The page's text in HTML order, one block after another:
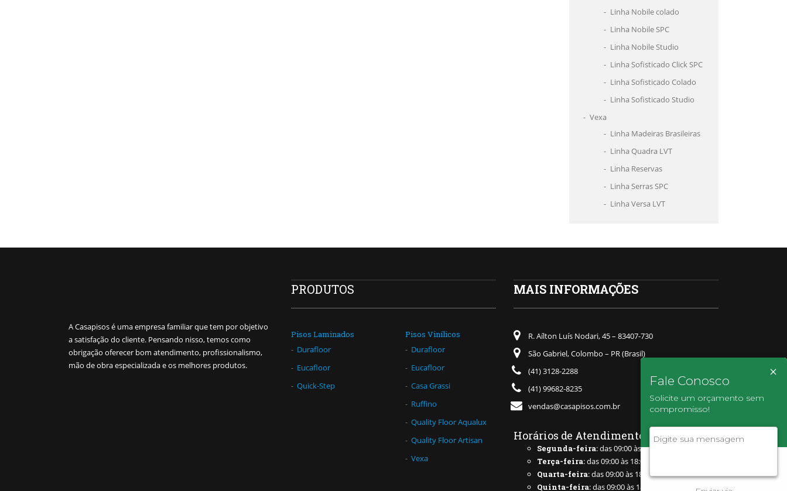
×
Fale Conosco
Solicite um orçamento sem
compromisso!
Linha Nobile colado
Linha Nobile SPC
Linha Nobile Studio
Linha Sofisticado Click SPC
Linha Sofisticado Colado
Linha Sofisticado Studio
Vexa
Linha Madeiras Brasileiras
Linha Quadra LVT
Linha Reservas
Linha Serras SPC
Linha Versa LVT
A Casapisos é uma empresa familiar que tem por objetivo
a satisfação do cliente. Pensando nisso, temos como
obrigação oferecer bom atendimento, profissionalismo,
mão de obra especializada e os melhores produtos.
PRODUTOS
Pisos Laminados
Durafloor
Eucafloor
Quick-Step
Pisos Vinílicos
Durafloor
Eucafloor
Casa Grassi
Ruffino
Quality Floor Aqualux
Quality Floor Artisan
Vexa
MAIS INFORMAÇÕES
R. Aílton Luís Nodari, 45 – 83407-730
São Gabriel, Colombo – PR (Brasil)
(41) 3128-2288
(41) 99682-8235
vendas@casapisos.com.br
Horários de Atendimento
Segunda-feira: das 09:00 às 18:00
Terça-feira: das 09:00 às 18:00
Quarta-feira: das 09:00 às 18:00
Quinta-feira: das 09:00 às 18:00